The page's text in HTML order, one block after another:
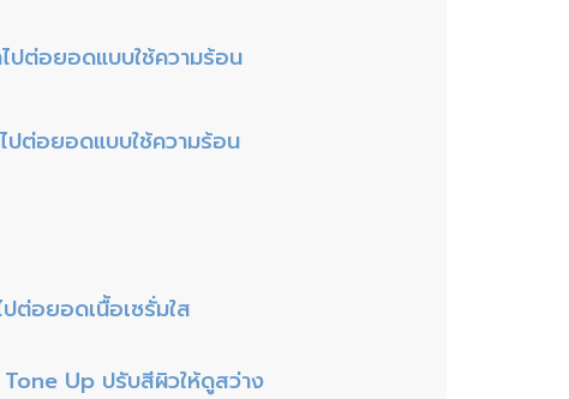
ปต่อยอดแบบใช้ความร้อน
ต่อยอดแบบใช้ความร้อน
ปต่อยอดเนื้อเซรั่มใส
Up ปรับสีผิวให้ดูสว่าง